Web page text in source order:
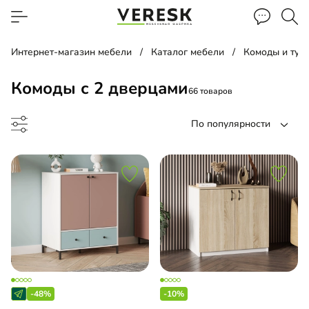
Интернет-магазин мебели Каталог мебели Комоды и
Комоды с 2 дверцами66 товаров
По популярности
до
-48% -10%